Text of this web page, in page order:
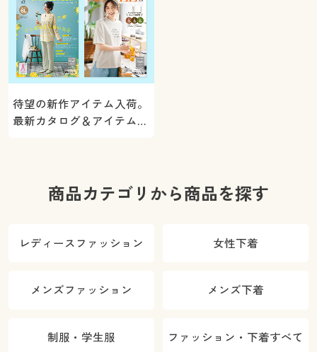
待望の新作アイテム入荷。
最新カタログ＆アイテムを
商品カテゴリから商品を探す
レディースファッション 女性下着
メンズファッション メンズ下着
制服・学生服 ファッション・下着すべて